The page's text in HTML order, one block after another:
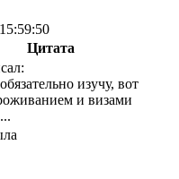
Цитата
изучу, вот
и визами